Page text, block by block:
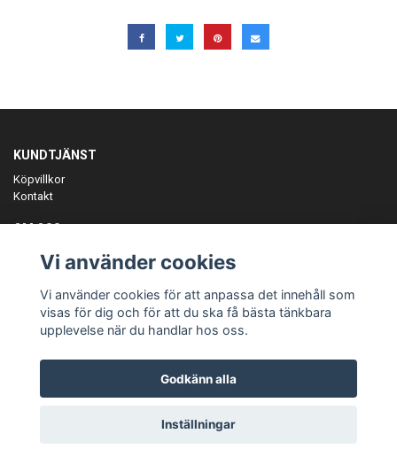
KUNDTJÄNST
Köpvillkor
Kontakt
OM OSS
ANMÄL DIG TILL VÅRT NYHETSBREV
Prenumerera
© Copyright Teamgear
Vi använder cookies
Vi använder cookies för att anpassa det innehåll som
visas för dig och för att du ska få bästa tänkbara
upplevelse när du handlar hos oss.
Godkänn alla
Inställningar